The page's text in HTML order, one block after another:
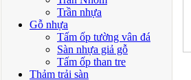
Trần nhựa
Gỗ nhựa
Tấm ốp tường vân đá
Sàn nhựa giả gỗ
Tấm ốp than tre
Thảm trải sàn